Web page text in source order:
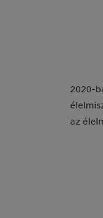
2020-
az